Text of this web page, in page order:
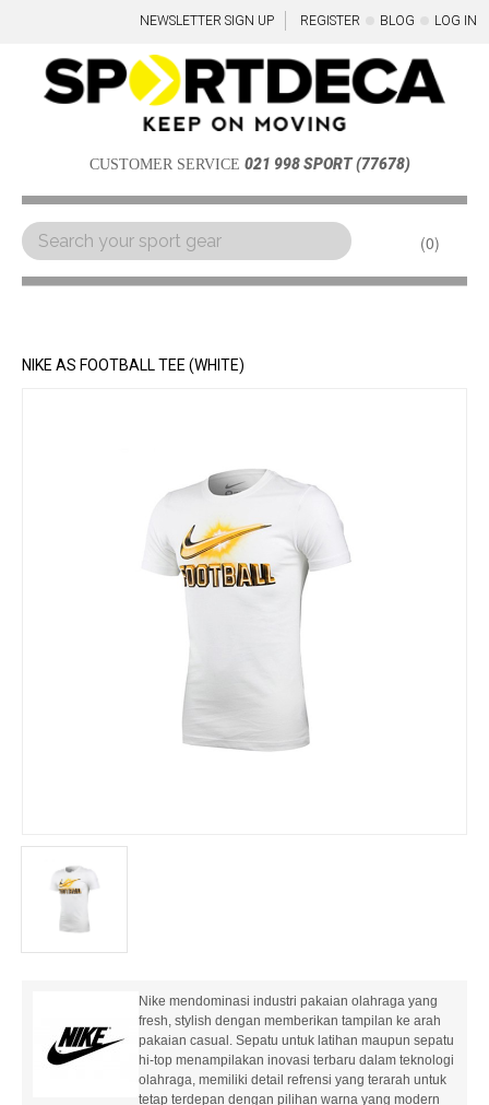
NEWSLETTER SIGN UP REGISTER BLOG LOG IN
CUSTOMER SERVICE 021 998 SPORT (77678)
0
Menu
NIKE AS FOOTBALL TEE (WHITE)
Nike mendominasi industri pakaian olahraga yang
fresh, stylish dengan memberikan tampilan ke arah
pakaian casual. Sepatu untuk latihan maupun sepatu
hi-top menampilakan inovasi terbaru dalam teknologi
olahraga, memiliki detail refrensi yang terarah untuk
tetap terdepan dengan pilihan warna yang modern